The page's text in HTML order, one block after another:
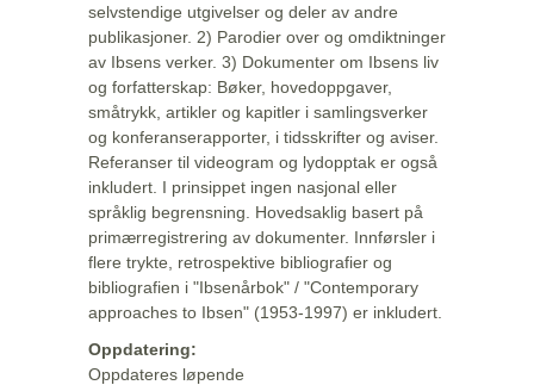
selvstendige utgivelser og deler av andre
publikasjoner. 2) Parodier over og omdiktninger
av Ibsens verker. 3) Dokumenter om Ibsens liv
og forfatterskap: Bøker, hovedoppgaver,
småtrykk, artikler og kapitler i samlingsverker
og konferanserapporter, i tidsskrifter og aviser.
Referanser til videogram og lydopptak er også
inkludert. I prinsippet ingen nasjonal eller
språklig begrensning. Hovedsaklig basert på
primærregistrering av dokumenter. Innførsler i
flere trykte, retrospektive bibliografier og
bibliografien i "Ibsenårbok" / "Contemporary
approaches to Ibsen" (1953-1997) er inkludert.
Oppdatering:
Oppdateres løpende